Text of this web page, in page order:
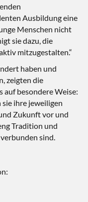
Ausbildung eine
Menschen nicht
sie dazu, die
mitzugestalten.“
haben und
zeigten die
auf besondere Weise:
ihre jeweiligen
Zukunft vor und
Tradition und
sind.